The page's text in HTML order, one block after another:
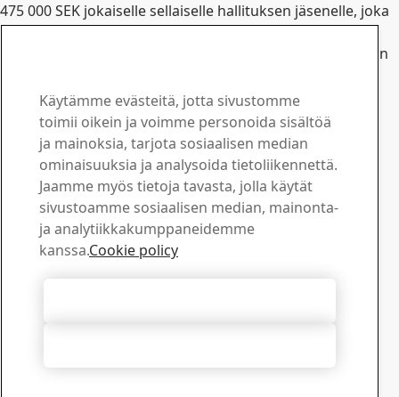
475 000 SEK jokaiselle sellaiselle hallituksen jäsenelle, joka
ei ole konsernin palveluksessa. Hallituksen jäsenten
vuositason korvaus tehdystä valiokuntatyöstä maksetaan
mukaisesti, eli 100.000 SEK jokaiselle jäsenille, lukuun
ottamatta tarkastusvaliokunnan puheenjohtajaa, jonka
korvaus on 125 000 SEK.
Ota yhteyttä SSAB:hen
Ota yhteyttä
Kuinka voimme olla avuksi?
Selaa yhteyshenkilöitä
Latauskeskus
Käytämme evästeitä, jotta sivustomme
toimii oikein ja voimme personoida sisältöä
ja mainoksia, tarjota sosiaalisen median
ominaisuuksia ja analysoida tietoliikennettä.
Jaamme myös tietoja tavasta, jolla käytät
sivustoamme sosiaalisen median, mainonta-
ja analytiikkakumppaneidemme
kanssa.Cookie policy